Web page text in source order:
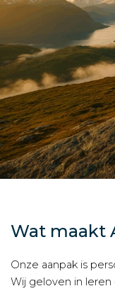
Wat maakt
Onze aanpak is
Wij geloven in